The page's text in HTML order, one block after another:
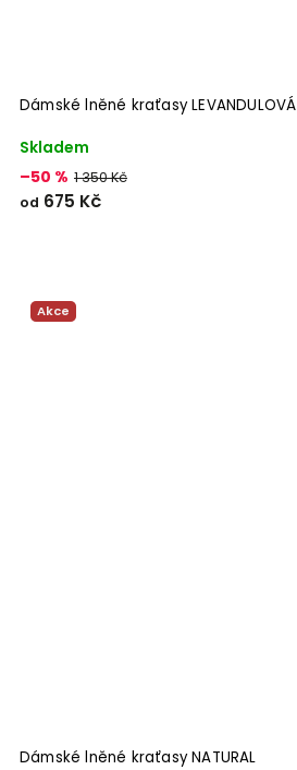
Dámské lněné kraťasy LEVANDULOVÁ
Skladem
–50 % 1 350 Kč
od 675 Kč
Akce
Dámské lněné kraťasy NATURAL